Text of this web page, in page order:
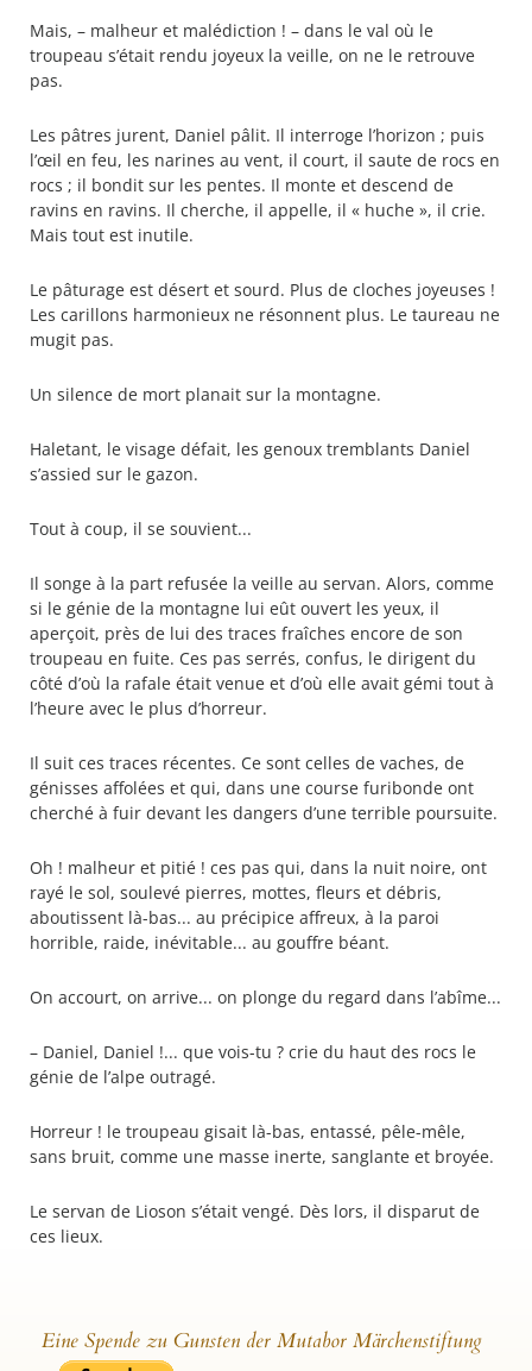
Mais, – malheur et malédiction ! – dans le val où le
troupeau s’était rendu joyeux la veille, on ne le retrouve
pas.
Les pâtres jurent, Daniel pâlit. Il interroge l’horizon ; puis
l’œil en feu, les narines au vent, il court, il saute de rocs en
rocs ; il bondit sur les pentes. Il monte et descend de
ravins en ravins. Il cherche, il appelle, il « huche », il crie.
Mais tout est inutile.
Le pâturage est désert et sourd. Plus de cloches joyeuses !
Les carillons harmonieux ne résonnent plus. Le taureau ne
mugit pas.
Un silence de mort planait sur la montagne.
Haletant, le visage défait, les genoux tremblants Daniel
s’assied sur le gazon.
Tout à coup, il se souvient...
Il songe à la part refusée la veille au servan. Alors, comme
si le génie de la montagne lui eût ouvert les yeux, il
aperçoit, près de lui des traces fraîches encore de son
troupeau en fuite. Ces pas serrés, confus, le dirigent du
côté d’où la rafale était venue et d’où elle avait gémi tout à
l’heure avec le plus d’horreur.
Il suit ces traces récentes. Ce sont celles de vaches, de
génisses affolées et qui, dans une course furibonde ont
cherché à fuir devant les dangers d’une terrible poursuite.
Oh ! malheur et pitié ! ces pas qui, dans la nuit noire, ont
rayé le sol, soulevé pierres, mottes, fleurs et débris,
aboutissent là-bas... au précipice affreux, à la paroi
horrible, raide, inévitable... au gouffre béant.
On accourt, on arrive... on plonge du regard dans l’abîme...
– Daniel, Daniel !... que vois-tu ? crie du haut des rocs le
génie de l’alpe outragé.
Horreur ! le troupeau gisait là-bas, entassé, pêle-mêle,
sans bruit, comme une masse inerte, sanglante et broyée.
Le servan de Lioson s’était vengé. Dès lors, il disparut de
ces lieux.
Eine Spende zu Gunsten der Mutabor Märchenstiftung